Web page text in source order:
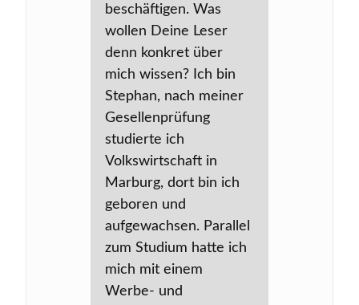
beschäftigen. Was
wollen Deine Leser
denn konkret über
mich wissen? Ich bin
Stephan, nach meiner
Gesellenprüfung
studierte ich
Volkswirtschaft in
Marburg, dort bin ich
geboren und
aufgewachsen. Parallel
zum Studium hatte ich
mich mit einem
Werbe- und